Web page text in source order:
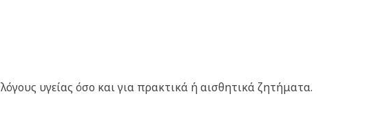
υγείας όσο και για πρακτικά ή αισθητικά ζητήματα.